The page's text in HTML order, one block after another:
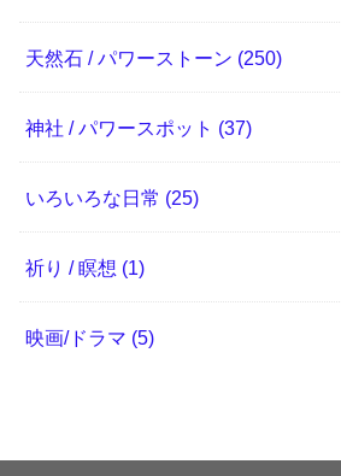
天然石 / パワーストーン (250)
神社 / パワースポット (37)
いろいろな日常 (25)
祈り / 瞑想 (1)
映画/ドラマ (5)